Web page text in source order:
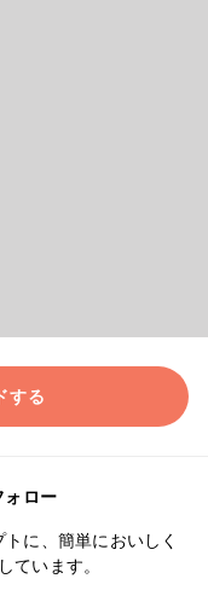
する
ォロー
に、簡単においしく
ています。